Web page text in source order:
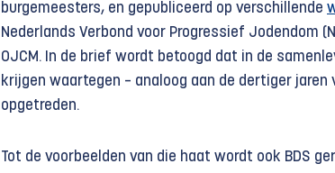
burgemeesters, en gepubliceerd op verschillende
Nederlands Verbond voor Progressief Jodendom
OJCM. In de brief wordt betoogd dat in de
krijgen waartegen – analoog aan de dertiger
opgetreden.
Tot de voorbeelden van die haat wordt ook BDS